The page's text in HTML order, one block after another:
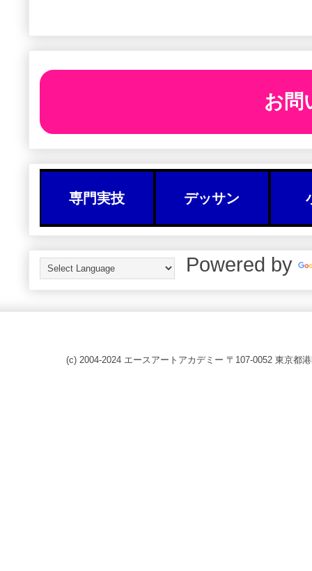
お問
専門実技 デッサン
Powered by
(c) 2004-2024 エースアートアカデミー 〒107-0052 東京都